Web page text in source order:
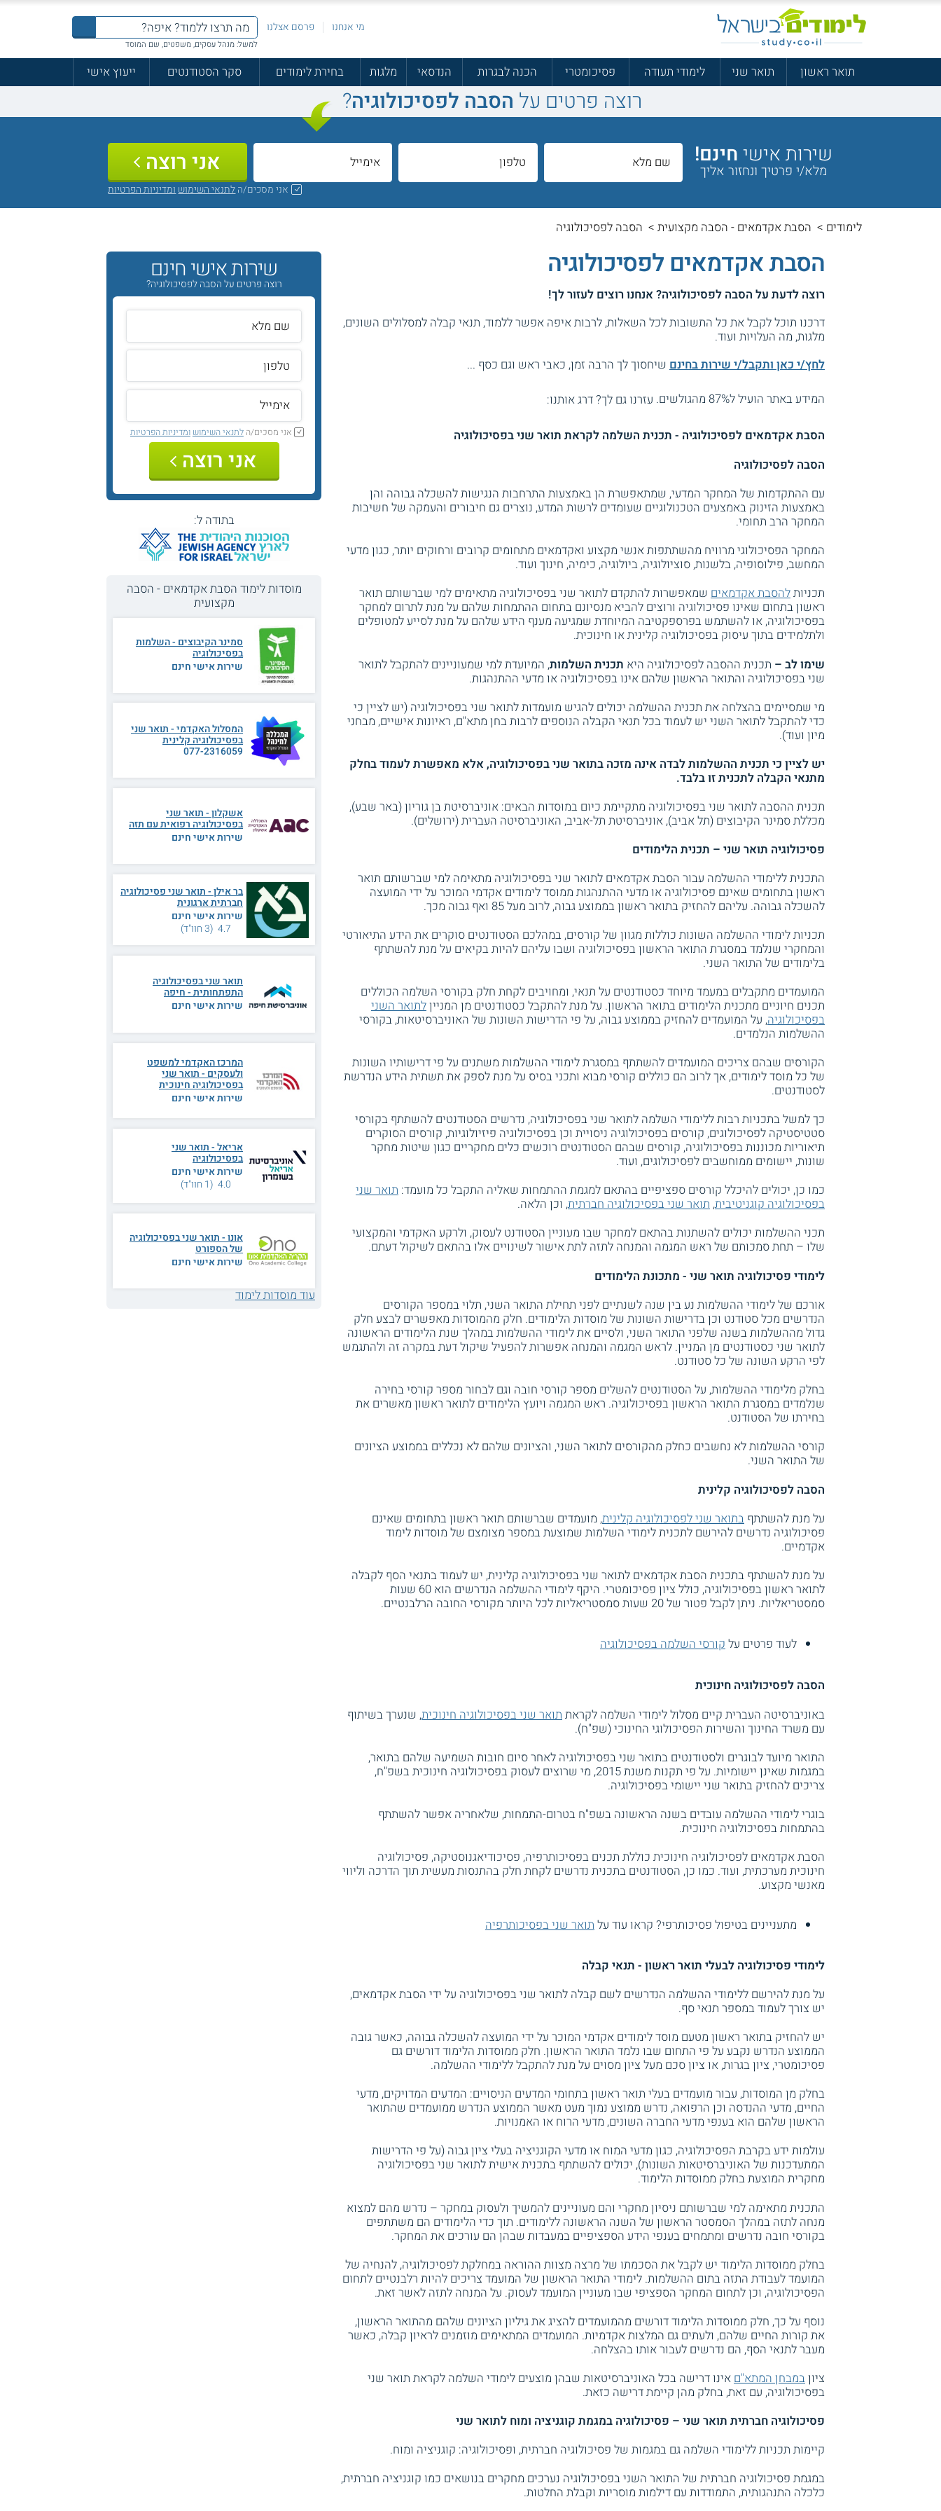
מי אנחנו פרסם אצלנו
למשל: מנהל עסקים, משפטים, שם המוסד
תואר ראשון תואר שני לימודי תעודה פסיכומטרי הכנה לבגרות הנדסאי מלגות בחירת לימודים סקר הסטודנטים ייעוץ אישי
רוצה פרטים על הסבה לפסיכולוגיה?
שירות אישיחינם!
מלא/י פרטיך ונחזור אליך
אני מסכים/הלתנאי השימושומדיניות הפרטיות
אני רוצה
לימודים > הסבת אקדמאים - הסבה מקצועית > הסבה לפסיכולוגיה
הסבת אקדמאים לפסיכולוגיה
רוצה לדעת על הסבה לפסיכולוגיה? אנחנו רוצים לעזור לך!
דרכנו תוכל לקבל את כל התשובות לכל השאלות, לרבות איפה אפשר ללמוד, תנאי קבלה למסלולים השונים,
מלגות, מה העלויות ועוד.
לחץ/י כאן ותקבל/י שירות בחינם שיחסוך לך הרבה זמן, כאבי ראש וגם כסף ...
המידע באתר הועיל ל87% מהגולשים.
עזרנו גם לך? דרג אותנו:
הסבת אקדמאים לפסיכולוגיה - תכנית השלמה לקראת תואר שני בפסיכולוגיה
הסבה לפסיכולוגיה
עם ההתקדמות של המחקר המדעי, שמתאפשרת הן באמצעות התרחבות הנגישות להשכלה גבוהה והן
באמצעות הזינוק באמצעים הטכנולוגיים שעומדים לרשות המדע, נוצרים גם חיבורים והעמקה של חשיבות
המחקר הרב תחומי.
המחקר הפסיכולוגי מרוויח מהשתתפות אנשי מקצוע ואקדמאים מתחומים קרובים ורחוקים יותר, כגון מדעי
המחשב, פילוסופיה, בלשנות, סוציולוגיה, ביולוגיה, כימיה, חינוך ועוד.
תכניותלהסבת אקדמאים שמאפשרות להתקדם לתואר שני בפסיכולוגיה מתאימים למי שברשותם תואר
ראשון בתחום שאינו פסיכולוגיה ורוצים להביא מנסיונם בתחום ההתמחות שלהם על מנת לתרום למחקר
בפסיכולוגיה, או להשתמש בפרספקטיבה המיוחדת שמגיעה מענף הידע שלהם על מנת לסייע למטופלים
ולתלמידים בתוך עיסוק בפסיכולוגיה קלינית או חינוכית.
שימו לב – תכנית ההסבה לפסיכולוגיה היא תכנית השלמות, המיועדת למי שמעוניינים להתקבל לתואר
שני בפסיכולוגיה והתואר הראשון שלהם אינו בפסיכולוגיה או מדעי ההתנהגות.
מי שמסיימים בהצלחה את תכנית ההשלמה יכולים להגיש מועמדות לתואר שני בפסיכולוגיה (יש לציין כי
כדי להתקבל לתואר השני יש לעמוד בכל תנאי הקבלה הנוספים לרבות בחן מתא"ם, ראיונות אישיים, מבחני
מיון ועוד).
יש לציין כי תכנית ההשלמות לבדה אינה מזכה בתואר שני בפסיכולוגיה, אלא מאפשרת לעמוד בחלק
מתנאי הקבלה לתכנית זו בלבד.
תכנית ההסבה לתואר שני בפסיכולוגיה מתקיימת כיום במוסדות הבאים: אוניברסיטת בן גוריון (באר שבע),
מכללת סמינר הקיבוצים (תל אביב), אוניברסיטת תל-אביב, האוניברסיטה העברית (ירושלים).
פסיכולוגיה תואר שני – תכנית הלימודים
התכנית ללימודי ההשלמה עבור הסבת אקדמאים לתואר שני בפסיכולוגיה מתאימה למי שברשותם תואר
ראשון בתחומים שאינם פסיכולוגיה או מדעי ההתנהגות ממוסד לימודים אקדמי המוכר על ידי המועצה
להשכלה גבוהה. עליהם להחזיק בתואר ראשון בממוצע גבוה, לרוב מעל 85 ואף גבוה מכך.
תכניות לימודי ההשלמה השונות כוללות מגוון של קורסים, במהלכם הסטודנטים סוקרים את הידע התיאורטי
והמחקרי שנלמד במסגרת התואר הראשון בפסיכולוגיה ושבו עליהם להיות בקיאים על מנת להשתתף
בלימודים של התואר השני.
המועמדים מתקבלים במעמד מיוחד כסטודנטים על תנאי, ומחויבים לקחת חלק בקורסי השלמה הכוללים
תכנים חיוניים מתכנית הלימודים בתואר הראשון. על מנת להתקבל כסטודנטים מן המנייןלתואר השני
בפסיכולוגיה, על המועמדים להחזיק בממוצע גבוה, על פי הדרישות השונות של האוניברסיטאות, בקורסי
ההשלמות הנלמדים.
הקורסים שבהם צריכים המועמדים להשתתף במסגרת לימודי ההשלמות משתנים על פי דרישותיו השונות
של כל מוסד לימודים, אך לרוב הם כוללים קורסי מבוא ותכני בסיס על מנת לספק את תשתית הידע הנדרשת
לסטודנטים.
כך למשל בתכניות רבות ללימודי השלמה לתואר שני בפסיכולוגיה, נדרשים הסטודנטים להשתתף בקורסי
סטטיסטיקה לפסיכולוגים, קורסים בפסיכולוגיה ניסויית וכן בפסיכולוגיה פיזיולוגיות, קורסים הסוקרים
תיאוריות מכוננות בפסיכולוגיה, קורסים שבהם הסטודנטים רוכשים כלים מחקריים כגון שיטות מחקר
שונות, יישומים ממוחשבים לפסיכולוגים, ועוד.
כמו כן, יכולים להיכלל קורסים ספציפיים בהתאם למגמת ההתמחות שאליה התקבל כל מועמד: תואר שני
בפסיכולוגיה קוגניטיבית,תואר שני בפסיכולוגיה חברתית, וכן הלאה.
תכני ההשלמות יכולים להשתנות בהתאם למחקר שבו מעוניין הסטודנט לעסוק, ולרקע האקדמי והמקצועי
שלו – תחת סמכותם של ראש המגמה והמנחה לתזה לתת אישור לשינויים אלו בהתאם לשיקול דעתם.
לימודי פסיכולוגיה תואר שני - מתכונת הלימודים
אורכם של לימודי ההשלמות נע בין שנה לשנתיים לפני תחילת התואר השני, תלוי במספר הקורסים
הנדרשים מכל סטודנט וכן בדרישות השונות של מוסדות הלימודים. חלק מהמוסדות מאפשרים לבצע חלק
גדול מההשלמות בשנה שלפני התואר השני, ולסיים את לימודי ההשלמות במהלך שנת הלימודים הראשונה
לתואר שני כסטודנטים מן המניין. לראש המגמה והמנחה אפשרות להפעיל שיקול דעת במקרה זה ולהתגמש
לפי הרקע השונה של כל סטודנט.
בחלק מלימודי ההשלמות, על הסטודנטים להשלים מספר קורסי חובה וגם לבחור מספר קורסי בחירה
שנלמדים במסגרת התואר הראשון בפסיכולוגיה. ראש המגמה ויועץ הלימודים לתואר ראשון מאשרים את
בחירתו של הסטודנט.
קורסי ההשלמות לא נחשבים כחלק מהקורסים לתואר השני, והציונים שלהם לא נכללים בממוצע הציונים
של התואר השני.
הסבה לפסיכולוגיה קלינית
על מנת להשתתף בתואר שני לפסיכולוגיה קלינית, מועמדים שברשותם תואר ראשון בתחומים שאינם
פסיכולוגיה נדרשים להירשם לתכנית לימודי השלמות שמוצעת במספר מצומצם של מוסדות לימוד
אקדמיים.
על מנת להשתתף בתכנית הסבת אקדמאים לתואר שני בפסיכולוגיה קלינית, יש לעמוד בתנאי הסף לקבלה
לתואר ראשון בפסיכולוגיה, כולל ציון פסיכומטרי. היקף לימודי ההשלמה הנדרשים הוא 60 שעות
סמסטריאליות. ניתן לקבל פטור של 20 שעות סמסטריאליות לכל היותר מקורסי החובה הרלבנטיים.
לעוד פרטים על קורסי השלמה בפסיכולוגיה
הסבה לפסיכולוגיה חינוכית
באוניברסיטה העברית קיים מסלול לימודי השלמה לקראת תואר שני בפסיכולוגיה חינוכית, שנערך בשיתוף
עם משרד החינוך והשירות הפסיכולוגי החינוכי (שפ"ח).
התואר מיועד לבוגרים ולסטודנטים בתואר שני בפסיכולוגיה לאחר סיום חובות השמיעה שלהם בתואר,
במגמות שאינן יישומיות. על פי תקנות משנת 2015, מי שרוצים לעסוק בפסיכולוגיה חינוכית בשפ"ח,
צריכים להחזיק בתואר שני יישומי בפסיכולוגיה.
בוגרי לימודי ההשלמה עובדים בשנה הראשונה בשפ"ח בטרום-התמחות, שלאחריה אפשר להשתתף
בהתמחות בפסיכולוגיה חינוכית.
הסבת אקדמאים לפסיכולוגיה חינוכית כוללת תכנים בפסיכותרפיה, פסיכודיאגנוסטיקה, פסיכולוגיה
חינוכית מערכתית, ועוד. כמו כן, הסטודנטים בתכנית נדרשים לקחת חלק בהתנסות מעשית תוך הדרכה וליווי
מאנשי מקצוע.
מתעניינים בטיפול פסיכותרפי? קראו עוד עלתואר שני בפסיכותרפיה
לימודי פסיכולוגיה לבעלי תואר ראשון - תנאי קבלה
על מנת להירשם ללימודי ההשלמה הנדרשים לשם קבלה לתואר שני בפסיכולוגיה על ידי הסבת אקדמאים,
יש צורך לעמוד במספר תנאי סף.
יש להחזיק בתואר ראשון מטעם מוסד לימודים אקדמי המוכר על ידי המועצה להשכלה גבוהה, כאשר גובה
הממוצע הנדרש נקבע על פי התחום שבו נלמד התואר הראשון. חלק ממוסדות הלימוד דורשים גם
פסיכומטרי, ציון בגרות, או ציון סכם מעל ציון מסוים על מנת להתקבל ללימודי ההשלמה.
בחלק מן המוסדות, עבור מועמדים בעלי תואר ראשון בתחומי המדעים הניסויים: המדעים המדויקים, מדעי
החיים, מדעי ההנדסה וכן הרפואה, נדרש ממוצע נמוך מעט מאשר הממוצע הנדרש ממועמדים שהתואר
הראשון שלהם הוא בענפי מדעי החברה השונים, מדעי הרוח או האמנויות.
עולמות ידע בקרבת הפסיכולוגיה, כגון מדעי המוח או מדעי הקוגניציה בעלי ציון גבוה (על פי הדרישות
המתעדכנות של האוניברסיטאות השונות), יכולים להשתתף בתכנית אישית לתואר שני בפסיכולוגיה
מחקרית המוצעת בחלק ממוסדות הלימוד.
התכנית מתאימה למי שברשותם ניסיון מחקרי והם מעוניינים להמשיך ולעסוק במחקר – נדרש מהם למצוא
מנחה לתזה במהלך הסמסטר הראשון של השנה הראשונה ללימודים. תוך כדי הלימודים הם משתתפים
בקורסי חובה נדרשים ומתמחים בענפי הידע הספציפיים במעבדות שבהן הם עורכים את המחקר.
בחלק ממוסדות הלימוד יש לקבל את הסכמתו של מרצה מצוות ההוראה במחלקת לפסיכולוגיה, להנחיה של
המועמד לעבודת התזה בתום ההשלמות. לימודי התואר הראשון של המועמד צריכים להיות רלבנטיים לתחום
הפסיכולוגיה, וכן לתחום המחקר הספציפי שבו מעוניין המועמד לעסוק. על המנחה לתזה לאשר זאת.
נוסף על כך, חלק ממוסדות הלימוד דורשים מהמועמדים להציג את גיליון הציונים שלהם מהתואר הראשון,
את קורות החיים שלהם, ולעתים גם המלצות אקדמיות. המועמדים המתאימים מוזמנים לראיון קבלה, כאשר
מעבר לתנאי הסף, הם נדרשים לעבור אותו בהצלחה.
ציוןבמבחן המתא"םאינו דרישה בכל האוניברסיטאות שבהן מוצעים לימודי השלמה לקראת תואר שני
בפסיכולוגיה, עם זאת, בחלק מהן קיימת דרישה כזאת.
פסיכולוגיה חברתית תואר שני – פסיכולוגיה במגמת קוגניציה ומוח לתואר שני
קיימות תכניות ללימודי השלמה גם במגמות של פסיכולוגיה חברתית, ופסיכולוגיה: קוגניציה ומוח.
במגמת פסיכולוגיה חברתית של התואר השני בפסיכולוגיה נערכים מחקרים בנושאים כמו קוגניציה חברתית,
כלכלה התנהגותית, התמודדות עם דילמות מוסריות וקבלת החלטות.
שירות אישי חינם
רוצה פרטים על הסבה לפסיכולוגיה?
אני מסכים/הלתנאי השימוש ומדיניות הפרטיות
אני רוצה
בתודה ל:
מוסדות לימוד הסבת אקדמאים - הסבה
מקצועית
סמינר הקיבוצים - השלמות
בפסיכולוגיה
שירות אישי חינם
המסלול האקדמי - תואר שני
בפסיכולוגיה קלינית
077-2316059
אשקלון - תואר שני
בפסיכולוגיה רפואית עם תזה
שירות אישי חינם
בר אילן - תואר שני פסיכולוגיה
חברתית ארגונית
שירות אישי חינם
4.7 (3 חוו"ד)
תואר שני בפסיכולוגיה
התפתחותית - חיפה
שירות אישי חינם
המרכז האקדמי למשפט
ולעסקים - תואר שני
בפסיכולוגיה חינוכית
שירות אישי חינם
אריאל - תואר שני
בפסיכולוגיה
שירות אישי חינם
4.0 (1 חוו"ד)
אונו - תואר שני בפסיכולוגיה
של הספורט
שירות אישי חינם
עוד מוסדות לימוד